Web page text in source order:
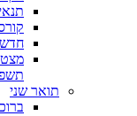
תואר שני